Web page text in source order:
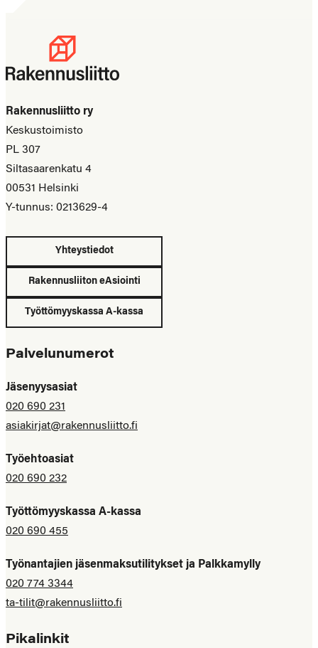
Rakennusliitto ry
Keskustoimisto
PL 307
Siltasaarenkatu 4
00531 Helsinki
Y-tunnus: 0213629-4
Yhteystiedot
Rakennusliiton eAsiointi
Työttömyyskassa A-kassa
Palvelunumerot
Jäsenyysasiat
020 690 231
asiakirjat@rakennusliitto.fi
Työehtoasiat
020 690 232
Työttömyyskassa A-kassa
020 690 455
Työnantajien jäsenmaksutilitykset ja Palkkamylly
020 774 3344
ta-tilit@rakennusliitto.fi
Pikalinkit